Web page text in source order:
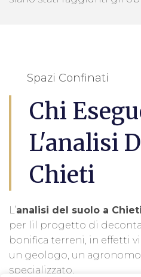
Spazi Confinati
Chi
L'analisi
Chieti
L’analisi del suolo a Chieti
per lil progetto di
bonifica terreni, in effetti
un geologo, un
specializzato.